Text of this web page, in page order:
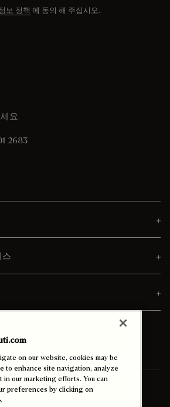
보 정책 에 동의 해 주십시오.
요
2683
스
대한민국 (한국어)
on our website, cookies may be
to enhance site navigation, analyze
in our marketing efforts. You can
preferences by clicking on